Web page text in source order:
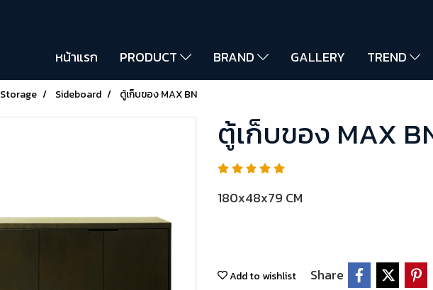
หน้าแรก PRODUCT BRAND GALLERY TREND
Storage Sideboard ตู้เก็บของ MAX BN
ตู้เก็บของ MAX
180x48x79 CM
Add to wishlist Share